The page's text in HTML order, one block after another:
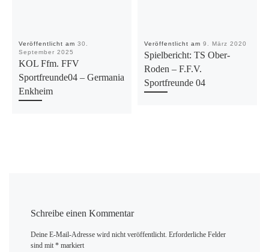
Veröffentlicht am30.
September 2025
KOL Ffm. FFV
Sportfreunde04 – Germania
Enkheim
Veröffentlicht am9. März 2020
Spielbericht: TS Ober-
Roden – F.F.V.
Sportfreunde 04
Schreibe einen Kommentar
Deine E-Mail-Adresse wird nicht veröffentlicht. Erforderliche Felder
sind mit* markiert